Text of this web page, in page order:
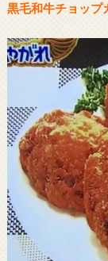
黒毛和牛チョップ